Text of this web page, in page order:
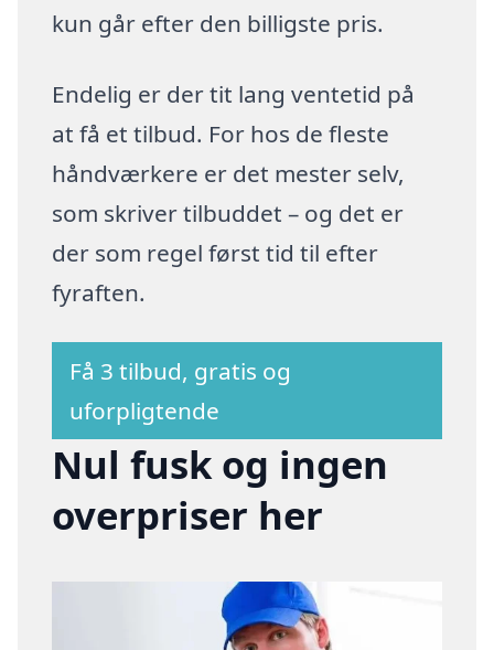
kun går efter den billigste pris.
Endelig er der tit lang ventetid på
at få et tilbud. For hos de fleste
håndværkere er det mester selv,
som skriver tilbuddet – og det er
der som regel først tid til efter
fyraften.
Få 3 tilbud, gratis og
uforpligtende
Nul fusk og ingen
overpriser her